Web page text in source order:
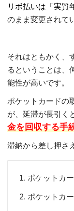
リボ払いは「実質
のまま変更されて
それはともかく、
るということは、
能性が高いです。
ポケットカードの
が、延滞が長引く
金を回収する手
滞納から差し押さ
ポケットカ
ポケットカ